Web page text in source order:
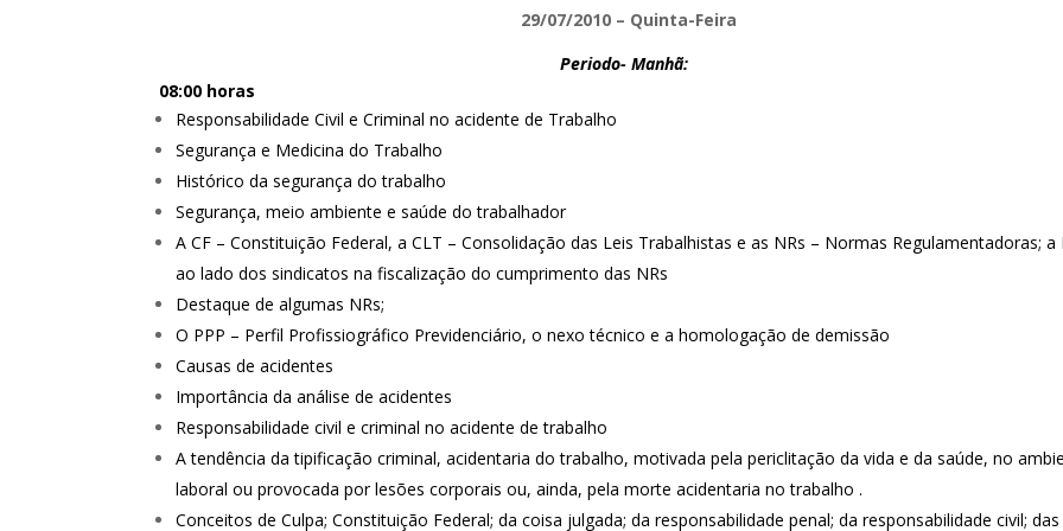
29/07/2010 – Quinta-Feira
Periodo- Manhã:
08:00 horas
Responsabilidade Civil e Criminal no acidente de Trabalho
Segurança e Medicina do Trabalho
Histórico da segurança do trabalho
Segurança, meio ambiente e saúde do trabalhador
A CF – Constituição Federal, a CLT – Consolidação das Leis Trabalhistas e as NRs – Normas Regulamentadoras; a
ao lado dos sindicatos na fiscalização do cumprimento das NRs
Destaque de algumas NRs;
O PPP – Perfil Profissiográfico Previdenciário, o nexo técnico e a homologação de demissão
Causas de acidentes
Importância da análise de acidentes
Responsabilidade civil e criminal no acidente de trabalho
A tendência da tipificação criminal, acidentaria do trabalho, motivada pela periclitação da vida e da saúde, no
laboral ou provocada por lesões corporais ou, ainda, pela morte acidentaria no trabalho .
Conceitos de Culpa; Constituição Federal; da coisa julgada; da responsabilidade penal; da responsabilidade civil; das